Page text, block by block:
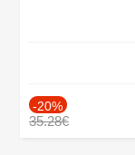
-20%
35.28€